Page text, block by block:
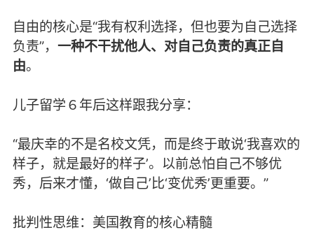
自由的核心是“我有权利选择，但也要为自己选择
负责”， 一种不干扰他人、对自己负责的真正自
由。
儿子留学６年后这样跟我分享：
“最庆幸的不是名校文凭，而是终于敢说‘我喜欢的
样子，就是最好的样子’。以前总怕自己不够优
秀，后来才懂，‘做自己’比‘变优秀’更重要。”
批判性思维：美国教育的核心精髓